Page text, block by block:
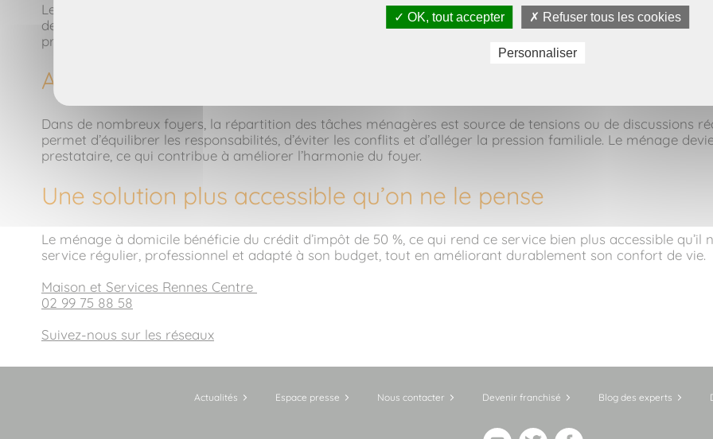
Les intervenants formés travaillent avec des méthodes efficaces, des produits adaptés et une organisation
des vitres plus nettes, des sols soignés, une salle de bain impeccable et un entretien durable. Ces
propreté difficile à maintenir seul, surtout lorsque le temps manque.
Apaiser les relations au sein du foyer
Dans de nombreux foyers, la répartition des tâches ménagères est source de tensions ou de discussions
permet d’équilibrer les responsabilités, d’éviter les conflits et d’alléger la pression familiale. Le ménage
prestataire, ce qui contribue à améliorer l’harmonie du foyer.
Une solution plus accessible qu’on ne le pense
Le ménage à domicile bénéficie du crédit d’impôt de 50 %, ce qui rend ce service bien plus accessible qu’il
service régulier, professionnel et adapté à son budget, tout en améliorant durablement son confort de vie.
Maison et Services Rennes Centre
02 99 75 88 58
Suivez-nous sur les réseaux
Actualités Espace presse Nous contacter Devenir franchisé Blog des experts
✓ OK, tout accepter ✗ Refuser tous les cookies
Personnaliser